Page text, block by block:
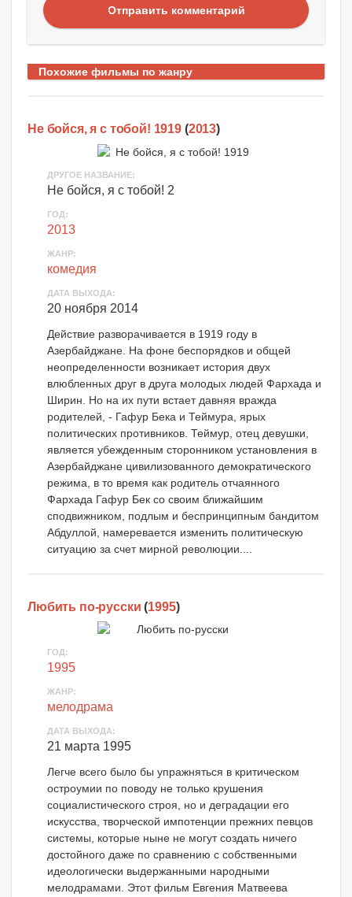
Отправить комментарий
Похожие фильмы по жанру
Не бойся, я с тобой! 1919 (2013)
ДРУГОЕ НАЗВАНИЕ:
Не бойся, я с тобой! 2
ГОД:
2013
ЖАНР:
комедия
ДАТА ВЫХОДА:
20 ноября 2014
Действие разворачивается в 1919 году в
Азербайджане. На фоне беспорядков и общей
неопределенности возникает история двух
влюбленных друг в друга молодых людей Фархада и
Ширин. Но на их пути встает давняя вражда
родителей, - Гафур Бека и Теймура, ярых
политических противников. Теймур, отец девушки,
является убежденным сторонником установления в
Азербайджане цивилизованного демократического
режима, в то время как родитель отчаянного
Фархада Гафур Бек со своим ближайшим
сподвижником, подлым и беспринципным бандитом
Абдуллой, намеревается изменить политическую
ситуацию за счет мирной революции....
Любить по-русски (1995)
ГОД:
1995
ЖАНР:
мелодрама
ДАТА ВЫХОДА:
21 марта 1995
Легче всего было бы упражняться в критическом
остроумии по поводу не только крушения
социалистического строя, но и деградации его
искусства, творческой импотенции прежних певцов
системы, которые ныне не могут создать ничего
достойного даже по сравнению с собственными
идеологически выдержанными народными
мелодрамами. Этот фильм Евгения Матвеева